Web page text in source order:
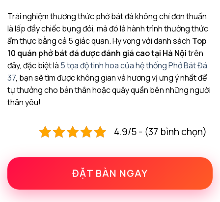
Trải nghiệm thưởng thức phở bát đá không chỉ đơn thuần
là lấp đầy chiếc bụng đói, mà đó là hành trình thưởng thức
ẩm thực bằng cả 5 giác quan. Hy vọng với danh sách Top
10 quán phở bát đá được đánh giá cao tại Hà Nộitrên
đây, đặc biệt là 5 tọa độ tinh hoa của hệ thống Phở Bát Đá
37, bạn sẽ tìm được không gian và hương vị ưng ý nhất để
tự thưởng cho bản thân hoặc quây quần bên những người
thân yêu!
4.9/5 - (37 bình chọn)
ĐẶT BÀN NGAY